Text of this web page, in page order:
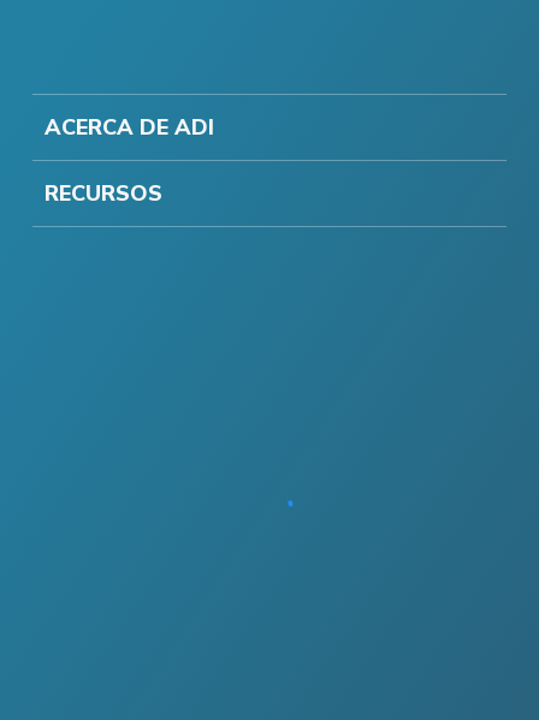
ACERCA DE ADI
RECURSOS